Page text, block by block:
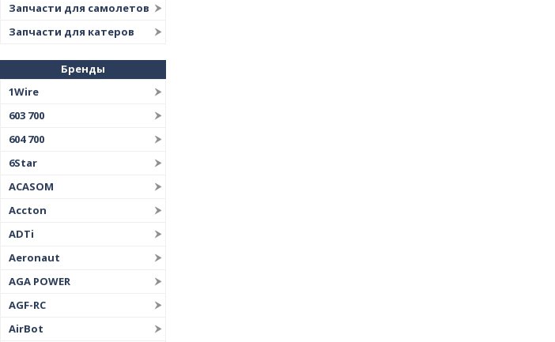
Запчасти для самолетов
Запчасти для катеров
Бренды
1Wire
603 700
604 700
6Star
ACASOM
Accton
ADTi
Aeronaut
AGA POWER
AGF-RC
AirBot